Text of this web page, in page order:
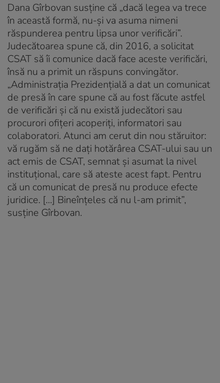
Dana Gîrbovan susţine că „dacă legea va trece
în această formă, nu-şi va asuma nimeni
răspunderea pentru lipsa unor verificări”.
Judecătoarea spune că, din 2016, a solicitat
CSAT să îi comunice dacă face aceste verificări,
însă nu a primit un răspuns convingător.
„Administraţia Prezidenţială a dat un comunicat
de presă în care spune că au fost făcute astfel
de verificări şi că nu există judecători sau
procurori ofițeri acoperiţi, informatori sau
colaboratori. Atunci am cerut din nou stăruitor:
vă rugăm să ne daţi hotărârea CSAT-ului sau un
act emis de CSAT, semnat şi asumat la nivel
instituţional, care să ateste acest fapt. Pentru
că un comunicat de presă nu produce efecte
juridice. […] Bineînţeles că nu l-am primit”,
susţine Gîrbovan.